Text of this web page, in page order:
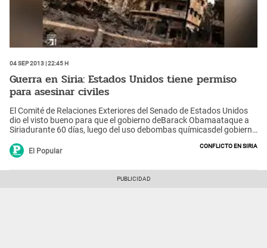
04 Sep 2013 | 22:45 h
Guerra en Siria: Estados Unidos tiene permiso
para asesinar civiles
El Comité de Relaciones Exteriores del Senado de Estados Unidos
dio el visto bueno para que el gobierno deBarack Obamaataque a
Siriadurante 60 días, luego del uso debombas químicasdel gobierno
El Popular
Conflicto en Siria